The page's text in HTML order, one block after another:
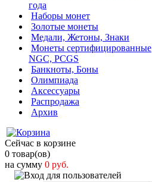
года
Наборы монет
Золотые монеты
Медали, Жетоны, Знаки
Монеты сертифицированные
NGC, PCGS
Банкноты, Боны
Олимпиада
Аксессуары
Распродажа
Архив
Сейчас в корзине
0 товар(ов)
на сумму 0 руб.